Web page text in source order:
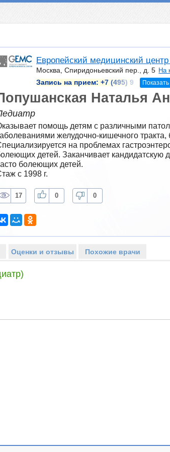
Европейский медицинский
Москва, Спиридоньевский пер., д. 5 На
Запись на прием: +7 (495) 9
Наталья
помощь детям с различными
желудочно-кишечного
на проблемах
детей. Заканчивает
болеющих детей.
с 1998 г.
17 0 0
Оценки и отзывы Похожие врачи